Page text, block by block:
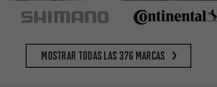
Mostrar todas las 376 marcas